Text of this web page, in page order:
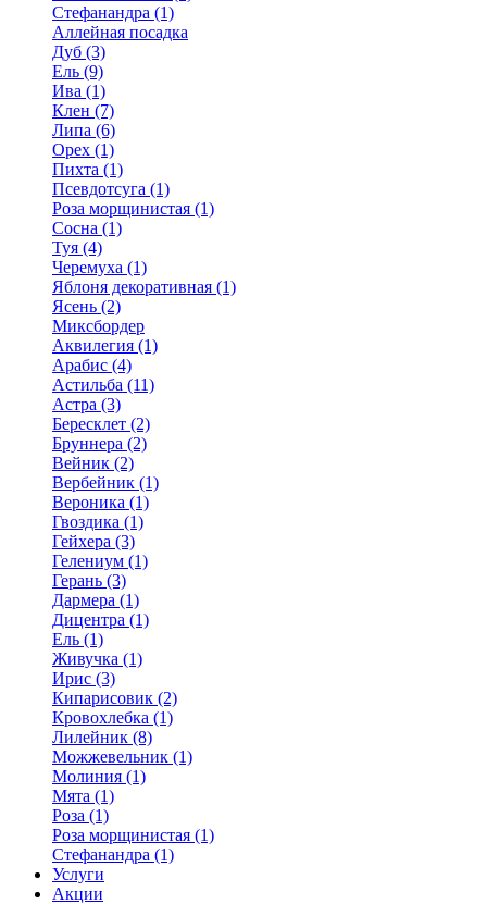
Стефанандра (1)
Аллейная посадка
Дуб (3)
Ель (9)
Ива (1)
Клен (7)
Липа (6)
Орех (1)
Пихта (1)
Псевдотсуга (1)
Роза морщинистая (1)
Сосна (1)
Туя (4)
Черемуха (1)
Яблоня декоративная (1)
Ясень (2)
Миксбордер
Аквилегия (1)
Арабис (4)
Астильба (11)
Астра (3)
Бересклет (2)
Бруннера (2)
Вейник (2)
Вербейник (1)
Вероника (1)
Гвоздика (1)
Гейхера (3)
Гелениум (1)
Герань (3)
Дармера (1)
Дицентра (1)
Ель (1)
Живучка (1)
Ирис (3)
Кипарисовик (2)
Кровохлебка (1)
Лилейник (8)
Можжевельник (1)
Молиния (1)
Мята (1)
Роза (1)
Роза морщинистая (1)
Стефанандра (1)
Услуги
Акции